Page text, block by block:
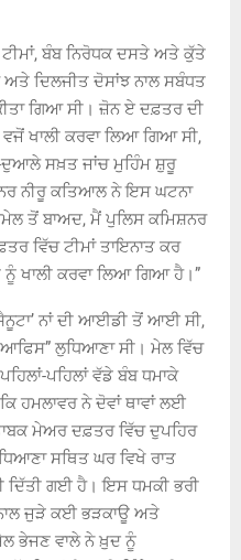
ਬੰਬ ਨਿਰੋਧਕ ਦਸਤੇ ਅਤੇ ਕੁੱਤੇ
ਦਿਲਜੀਤ ਦੋਸਾਂਝ ਨਾਲ ਸਬੰਧਤ
ਗਿਆ ਸੀ। ਜ਼ੋਨ ਏ ਦਫ਼ਤਰ ਦੀ
ਖਾਲੀ ਕਰਵਾ ਲਿਆ ਗਿਆ ਸੀ,
ਸਖ਼ਤ ਜਾਂਚ ਮੁਹਿੰਮ ਸ਼ੁਰੂ
ਨੀਰੂ ਕਤਿਆਲ ਨੇ ਇਸ ਘਟਨਾ
ਤੋਂ ਬਾਅਦ, ਮੈਂ ਪੁਲਿਸ ਕਮਿਸ਼ਨਰ
ਵਿੱਚ ਟੀਮਾਂ ਤਾਇਨਾਤ ਕਰ
ਖਾਲੀ ਕਰਵਾ ਲਿਆ ਗਿਆ ਹੈ।”
ਨਾਂ ਦੀ ਆਈਡੀ ਤੋਂ ਆਈ ਸੀ,
ਲੁਧਿਆਣਾ ਸੀ। ਮੇਲ ਵਿੱਚ
ਪਹਿਲਾਂ ਵੱਡੇ ਬੰਬ ਧਮਾਕੇ
ਹਮਲਾਵਰ ਨੇ ਦੋਵਾਂ ਥਾਵਾਂ ਲਈ
ਮੇਅਰ ਦਫ਼ਤਰ ਵਿੱਚ ਦੁਪਹਿਰ
ਸਥਿਤ ਘਰ ਵਿਖੇ ਰਾਤ
ਦਿੱਤੀ ਗਈ ਹੈ। ਇਸ ਧਮਕੀ ਭਰੀ
ਨਾਲ ਜੁੜੇ ਕਈ ਭੜਕਾਊ ਅਤੇ
ਭੇਜਣ ਵਾਲੇ ਨੇ ਖ਼ੁਦ ਨੂੰ